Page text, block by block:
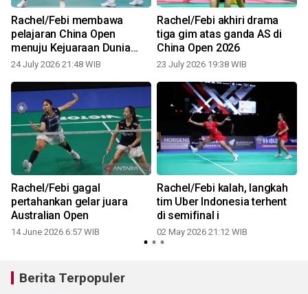
Rachel/Febi membawa
pelajaran China Open
menuju Kejuaraan Dunia
2026
24 July 2026 21:48 WIB
Rachel/Febi akhiri drama
tiga gim atas ganda AS di
China Open 2026
23 July 2026 19:38 WIB
Rachel/Febi gagal
pertahankan gelar juara
Australian Open
14 June 2026 6:57 WIB
Rachel/Febi kalah, langkah
tim Uber Indonesia terhent
di semifinal i
02 May 2026 21:12 WIB
Berita Terpopuler